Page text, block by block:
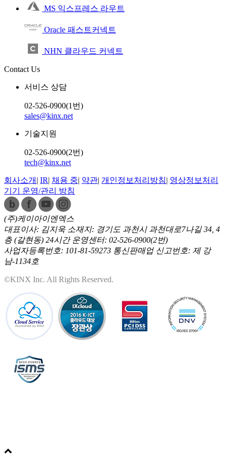
MS 익스프레스 라우트
Oracle 패스트커넥트
NHN 클라우드 커넥트
Contact Us
서비스 상담
02-526-0900(1번)
sales@kinx.net
기술지원
02-526-0900(2번)
tech@kinx.net
회사소개 | IR| 채용 중| 약관| 개인정보처리방침| 영상정보처리
기기 운영/관리 방침
(주)케이아이엔엑스
대표이사: 김지욱 소재지: 경기도 과천시 과천대로7나길 34, 4
층 (갈현동) 24시간 운영센터: 02-526-0900(2번)
사업자등록번호: 101-81-59273 통신판매업 신고번호: 제 강
남-1134호
©KINX Inc. All Rights Reserved.